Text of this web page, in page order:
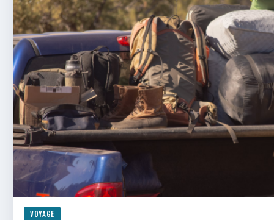
VOYAGE